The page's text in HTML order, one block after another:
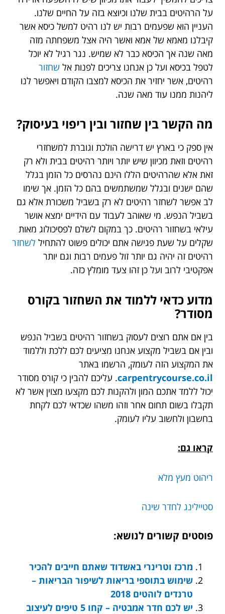
על הרהיטים בבית שלנו וכיוצא בזה על החיים שלנו.
העניין הוא שפעמים רבות יש לנו רהיט למשל כיסא אשר
קיבלנו מאמא של אמא ואשר היה אצל משפחתה מזה
מאה שנה אך הכיסא כבר לא שמיש. נגר רגיל לא יוכל
לטפל בכיסא ועל כן אנחנו צריכים לפנות אל שחזור
רהיטים, אשר יחזיר את הכיסא למצבו הקודם ויאפשר לנו
ליהנות ממנו עוד מאה שנה.
מה הקשר בין שחזור ובין ריפוי בעיסוק?
אין ספק כי בארץ יש דרישה הולכת וגוברת למשחזרי
רהיטים וזאת מכיוון שיש יותר ויותר רהיטים בבית ולא רק
זאת אלא שהרהיטים הללו הינם נהרסים כל הזמן בגלל
שהם ישנים ובגלל שמשתמשים בהם כל הזמן. אך שימו
לב אפשר לשחזר רהיטים לא רק בשביל משכורת אלא גם
בשביל הנפש. מי שאוהב לעבוד עם הידיים ימצא אושר
עילאי בשחזור רהיטים. כך במקום לשלם לפסיכולוג מאות
שקלים על שעת פגישה אתם יכולים פשוט להתחיל לשחזר
רהיטים זה יהיה גם יותר זול פעמים רבות וגם יותר
אפקטיבי לרוב ועל כן זהו צעד מומלץ כזה.
מדוע כדאי ללמוד את השחזור בקורס
מסודר?
בין אם אתם רוצים לעסוק בשחזור רהיטים בשביל הנפש
ובין אם בשביל מקצוע אנחנו מציעים לכם ללכת וללמוד
את המקצוע הזה לעומק, הרשמו באתר
carpentrycourse.co.il. עליכם להבין כי קורס מסודר
יכול ללמד אתכם המון ולהקנות לכם מקצעו מצוין אשר לא
תקבלו בשום תחום אחר וזהו משהו שכדאי לכם לקחת
בחשבון ולחשוב עליו לעומק.
קראו גם:
ריהוט מעץ מלא
סטיילינג לחדר שינה
פוסטים קשורים לנושא:
מרכז וטרינרי באשדוד שאתם חייבים להכיר
שימוש בתוספי בריאות לשיפור הבריאות –
טרנדים לוהטים 2018
יש לכם חדר אמבטיה – קחו 5 טיפים לעיצוב